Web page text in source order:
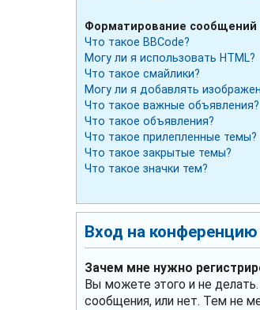
Форматирование
Что такое BBCode?
Могу ли я использовать HTML?
Что такое смайлики?
Могу ли я добавлять
Что такое важные объявления?
Что такое объявления?
Что такое прилепленные темы?
Что такое закрытые темы?
Что такое значки тем?
Вход на конференцию
Зачем мне нужно
Вы можете этого и не
сообщения, или нет. Тем не